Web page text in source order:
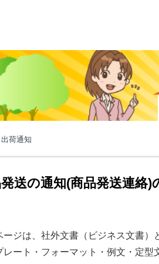
出荷通知
送の通知(商品発送連絡)
ージは、社外文書（ビジネス文書）
レート・フォーマット・例文・定